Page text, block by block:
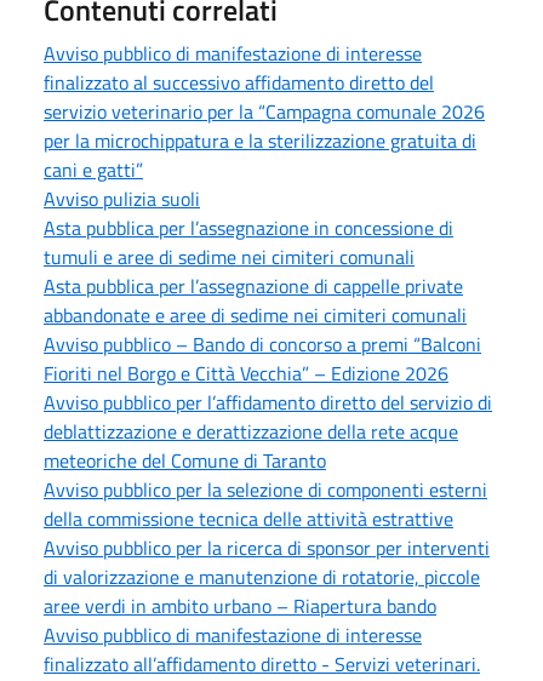
Contenuti correlati
Avviso pubblico di manifestazione di interesse
finalizzato al successivo affidamento diretto del
servizio veterinario per la “Campagna comunale 2026
per la microchippatura e la sterilizzazione gratuita di
cani e gatti”
Avviso pulizia suoli
Asta pubblica per l’assegnazione in concessione di
tumuli e aree di sedime nei cimiteri comunali
Asta pubblica per l’assegnazione di cappelle private
abbandonate e aree di sedime nei cimiteri comunali
Avviso pubblico – Bando di concorso a premi “Balconi
Fioriti nel Borgo e Città Vecchia” – Edizione 2026
Avviso pubblico per l’affidamento diretto del servizio di
deblattizzazione e derattizzazione della rete acque
meteoriche del Comune di Taranto
Avviso pubblico per la selezione di componenti esterni
della commissione tecnica delle attività estrattive
Avviso pubblico per la ricerca di sponsor per interventi
di valorizzazione e manutenzione di rotatorie, piccole
aree verdi in ambito urbano – Riapertura bando
Avviso pubblico di manifestazione di interesse
finalizzato all’affidamento diretto - Servizi veterinari.